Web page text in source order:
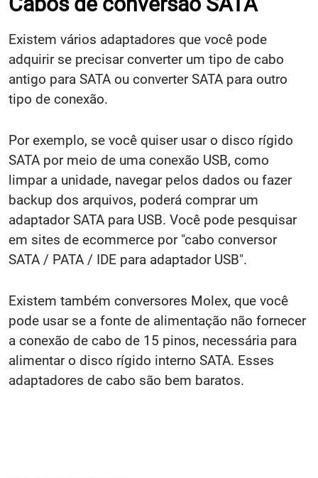
Existem vários adaptadores que você pode
adquirir se precisar converter um tipo de cabo
antigo para SATA ou converter SATA para outro
tipo de conexão.
Por exemplo, se você quiser usar o disco rígido
SATA por meio de uma conexão USB, como
limpar a unidade, navegar pelos dados ou fazer
backup dos arquivos, poderá comprar um
adaptador SATA para USB. Você pode pesquisar
em sites de ecommerce por "cabo conversor
SATA / PATA / IDE para adaptador USB".
Existem também conversores Molex, que você
pode usar se a fonte de alimentação não fornecer
a conexão de cabo de 15 pinos, necessária para
alimentar o disco rígido interno SATA. Esses
adaptadores de cabo são bem baratos.